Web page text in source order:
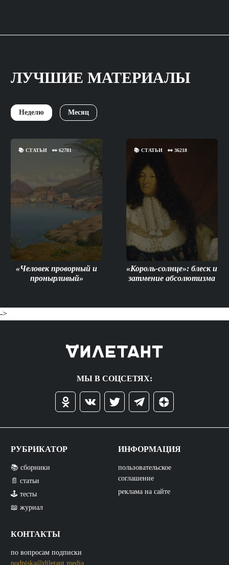
ЛУЧШИЕ МАТЕРИАЛЫ
Неделю Месяц
📚 СТАТЬИ 👀 62781
«Человек проворный и
пронырливый»
📚СТАТЬИ 👀36218
«Король-солнце»: блеск и
затмение абсолютизма
->
МЫ В СОЦСЕТЯХ:
РУБРИКАТОР
📚 сборники
📄 статьи
🕹️ тесты
📖 журнал
КОНТАКТЫ
по вопросам подписки
podpiska@diletant.media
ИНФОРМАЦИЯ
пользовательское
соглашение
реклама на сайте